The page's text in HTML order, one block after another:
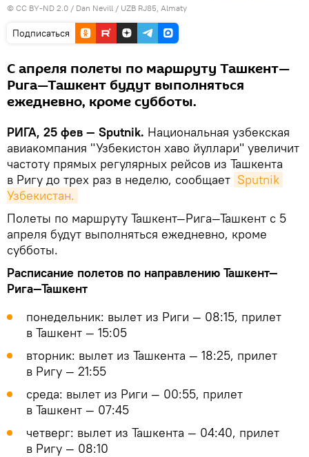
© CC BY-ND 2.0 / Dan Nevill / UZB RJ85, Almaty
Подписаться
С апреля полеты по маршруту Ташкент—
Рига—Ташкент будут выполняться
ежедневно, кроме субботы.
РИГА, 25 фев — Sputnik. Национальная узбекская
авиакомпания "Узбекистон хаво йуллари" увеличит
частоту прямых регулярных рейсов из Ташкента
в Ригу до трех раз в неделю, сообщает Sputnik
Узбекистан.
Полеты по маршруту Ташкент—Рига—Ташкент с 5
апреля будут выполняться ежедневно, кроме
субботы.
Расписание полетов по направлению Ташкент—
Рига—Ташкент
понедельник: вылет из Риги — 08:15, прилет
в Ташкент — 15:05
вторник: вылет из Ташкента — 18:25, прилет
в Ригу — 21:55
среда: вылет из Риги — 00:55, прилет
в Ташкент — 07:45
четверг: вылет из Ташкента — 04:40, прилет
в Ригу — 08:10